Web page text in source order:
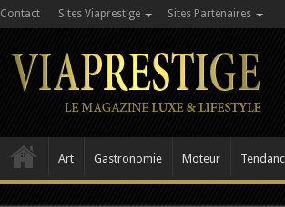
Contact Sites Viaprestige Sites Partenaires
Art Gastronomie Moteur